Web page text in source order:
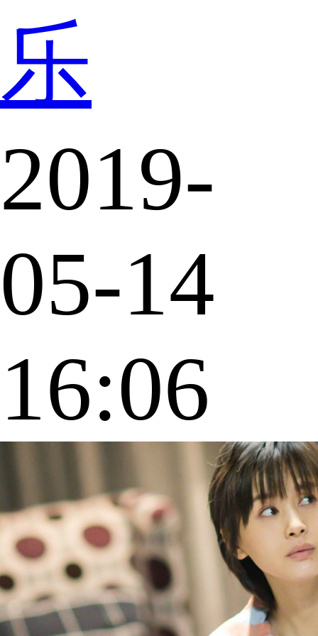
乐
2019-
05-14
16:06